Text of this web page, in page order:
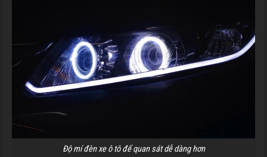
Độ mí đèn xe ô tô để quan sát dễ dàng hơn